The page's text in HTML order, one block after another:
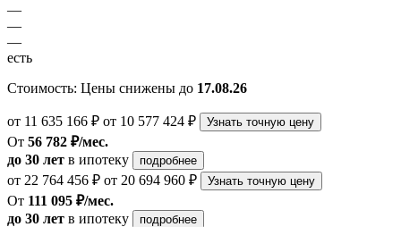
—
—
—
есть
Стоимость: Цены снижены до 17.08.26
от 11 635 166 ₽ от 10 577 424 ₽ Узнать точную цену
От 56 782 ₽/мес.
до 30 лет в ипотеку подробнее
от 22 764 456 ₽ от 20 694 960 ₽ Узнать точную цену
От 111 095 ₽/мес.
до 30 лет в ипотеку подробнее